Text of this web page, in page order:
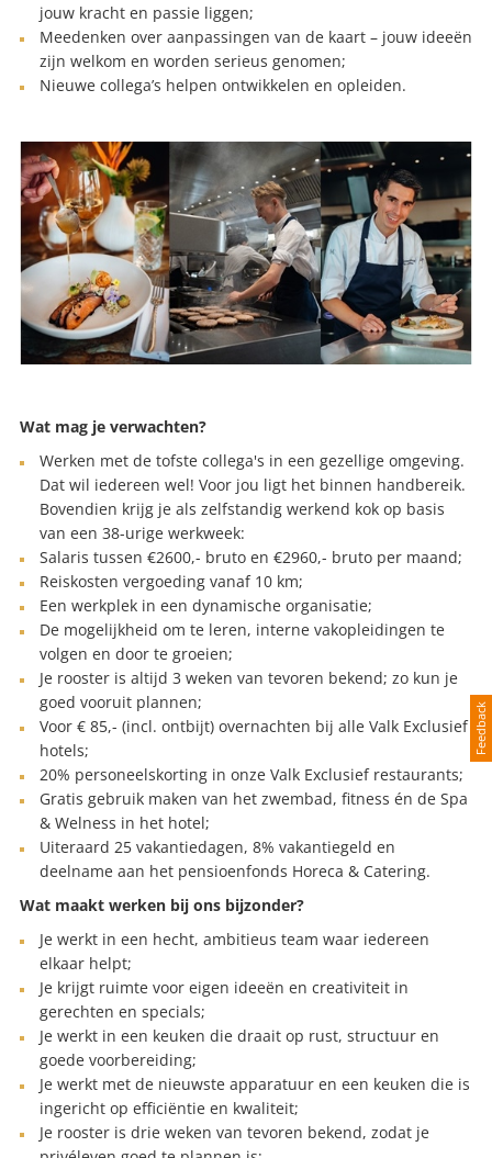
jouw kracht en passie liggen;
Meedenken over aanpassingen van de kaart – jouw ideeën
zijn welkom en worden serieus genomen;
Nieuwe collega’s helpen ontwikkelen en opleiden.
Wat mag je verwachten?
Werken met de tofste collega's in een gezellige omgeving.
Dat wil iedereen wel! Voor jou ligt het binnen handbereik.
Bovendien krijg je als zelfstandig werkend kok op basis
van een 38-urige werkweek:
Salaris tussen €2600,- bruto en €2960,- bruto per maand;
Reiskosten vergoeding vanaf 10 km;
Een werkplek in een dynamische organisatie;
De mogelijkheid om te leren, interne vakopleidingen te
volgen en door te groeien;
Je rooster is altijd 3 weken van tevoren bekend; zo kun je
goed vooruit plannen;
Voor € 85,- (incl. ontbijt) overnachten bij alle Valk Exclusief
hotels;
20% personeelskorting in onze Valk Exclusief restaurants;
Gratis gebruik maken van het zwembad, fitness én de Spa
& Welness in het hotel;
Uiteraard 25 vakantiedagen, 8% vakantiegeld en
deelname aan het pensioenfonds Horeca & Catering.
Wat maakt werken bij ons bijzonder?
Je werkt in een hecht, ambitieus team waar iedereen
elkaar helpt;
Je krijgt ruimte voor eigen ideeën en creativiteit in
gerechten en specials;
Je werkt in een keuken die draait op rust, structuur en
goede voorbereiding;
Je werkt met de nieuwste apparatuur en een keuken die is
ingericht op efficiëntie en kwaliteit;
Je rooster is drie weken van tevoren bekend, zodat je
Feedback